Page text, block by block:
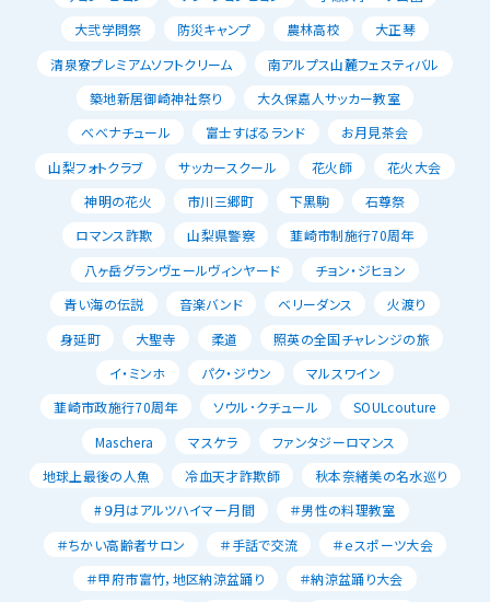
大弐学問祭
防災キャンプ 農林高校
大正琴
清泉寮プレミアムソフトクリーム
南アルプス山麓フェスティバル
築地新居御崎神社祭り
大久保嘉人サッカー教室
べべナチュール
富士すばるランド
お月見茶会
山梨フォトクラブ
サッカースクール 花火師
花火大会
神明の花火
市川三郷町 下黒駒
石尊祭
ロマンス詐欺
山梨県警察
韮崎市制施行70周年
八ヶ岳グランヴェールヴィンヤード
チョン・ジヒョン
青い海の伝説
音楽バンド ベリーダンス
火渡り
身延町
大聖寺 柔道
照英の全国チャレンジの旅
イ・ミンホ
パク・ジウン
マルスワイン
韮崎市政施行70周年
ソウル･クチュール
SOULcouture
Maschera
マスケラ
ファンタジーロマンス
地球上最後の人魚
冷血天才詐欺師
秋本奈緒美の名水巡り
#９月はアルツハイマー月間
＃男性の料理教室
＃ちかい高齢者サロン
＃手話で交流
＃ｅスポーツ大会
＃甲府市富竹，地区納涼盆踊り
＃納涼盆踊り大会